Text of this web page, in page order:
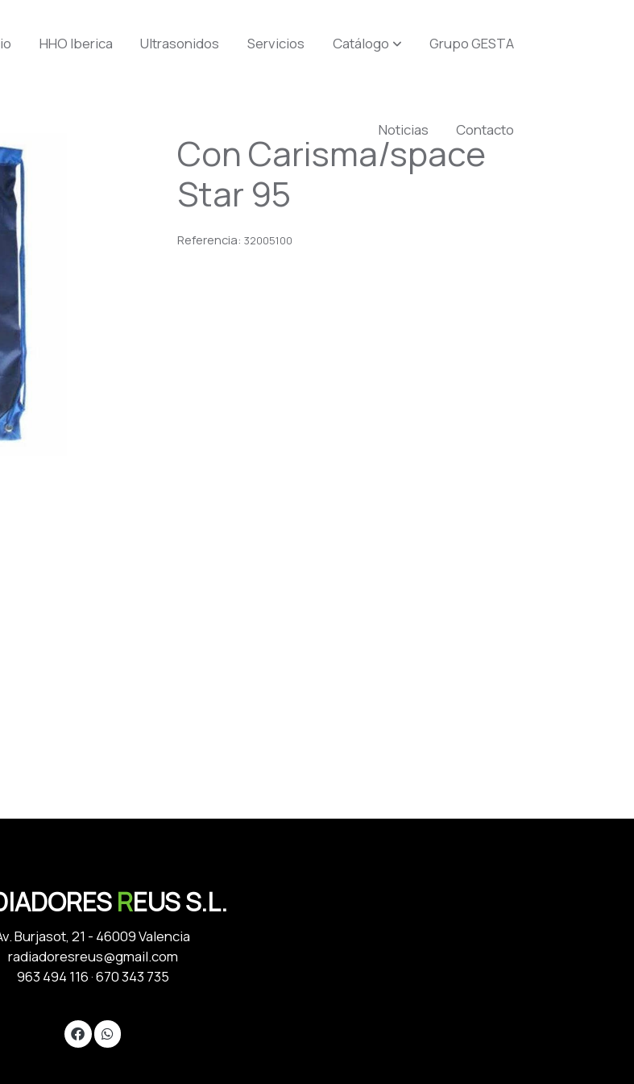
HHO Iberica Ultrasonidos Servicios Catálogo Grupo GESTA
Noticias Contacto
Con Carisma/space
Star 95
Referencia:32005100
REUS S.L.
Burjasot, 21 - 46009 Valencia
radiadoresreus@gmail.com
963 494 116·670 343 735